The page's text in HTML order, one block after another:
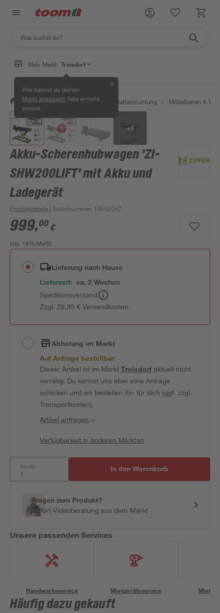
Mein Markt: Troisdorf
Hier kannst du deinen
Markt anpassen , falls er nicht
stimmt.
✕
/ Werkstatt & Maschinen / Werkstatteinrichtung / Möbelkarren &
+5
Akku-Scherenhubwagen 'ZI-
SHW200LIFT' mit Akku und
Ladegerät
Produktdetails | Artikelnummer: 10562047
999,00 €
inkl. 19% MwSt.
Lieferung nach Hause
Lieferzeit: ca. 2 Wochen
Speditionsversand
Zzgl. 29,95 € Versandkosten
Abholung im Markt
Auf Anfrage bestellbar
Dieser Artikel ist im MarktTroisdorfaktuell nicht
vorrätig. Du kannst uns aber eine Anfrage
schicken und wir bestellen ihn für dich (ggf. zzgl.
Transportkosten).
Artikel anfragen >
Verfügbarkeit in anderen Märkten
Anzahl: In den Warenkorb
Fragen zum Produkt?
Sofort-Videoberatung aus dem Markt
Unsere passenden Services
Handwerksservice Mietgeräteservice
Häufig dazu gekauft